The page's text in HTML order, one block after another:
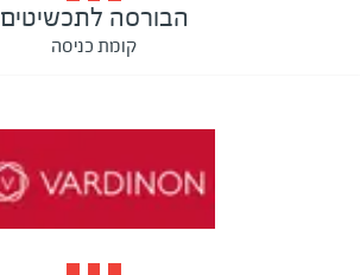
הבורסה לתכשיטים
קומת כניסה